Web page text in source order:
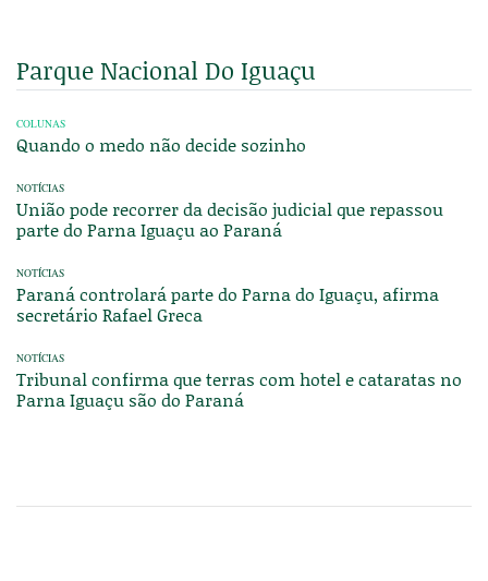
Parque Nacional Do Iguaçu
COLUNAS
Quando o medo não decide sozinho
NOTÍCIAS
União pode recorrer da decisão judicial que repassou
parte do Parna Iguaçu ao Paraná
NOTÍCIAS
Paraná controlará parte do Parna do Iguaçu, afirma
secretário Rafael Greca
NOTÍCIAS
Tribunal confirma que terras com hotel e cataratas no
Parna Iguaçu são do Paraná